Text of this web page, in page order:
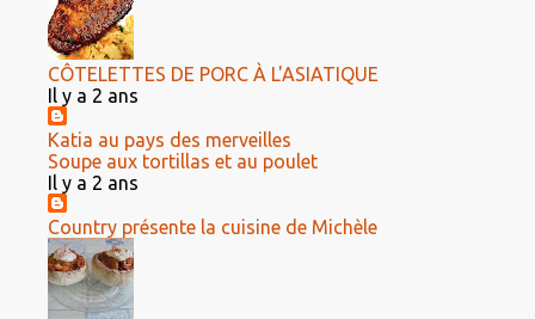
CÔTELETTES DE PORC À L'ASIATIQUE
Il y a 2 ans
Katia au pays des merveilles
Soupe aux tortillas et au poulet
Il y a 2 ans
Country présente la cuisine de Michèle